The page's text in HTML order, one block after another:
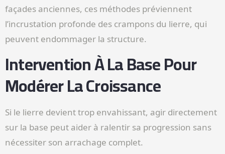
façades anciennes, ces méthodes préviennent
l’incrustation profonde des crampons du lierre, qui
peuvent endommager la structure.
Intervention À La Base Pour
Modérer La Croissance
Si le lierre devient trop envahissant, agir directement
sur la base peut aider à ralentir sa progression sans
nécessiter son arrachage complet.